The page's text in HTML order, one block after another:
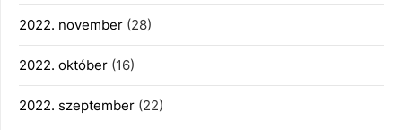
2022. november (28)
2022. október (16)
2022. szeptember (22)